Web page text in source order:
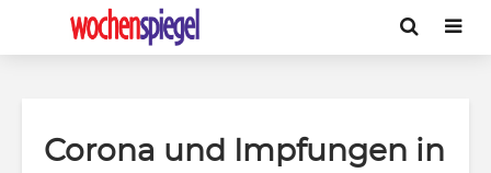
Corona und Impfungen in